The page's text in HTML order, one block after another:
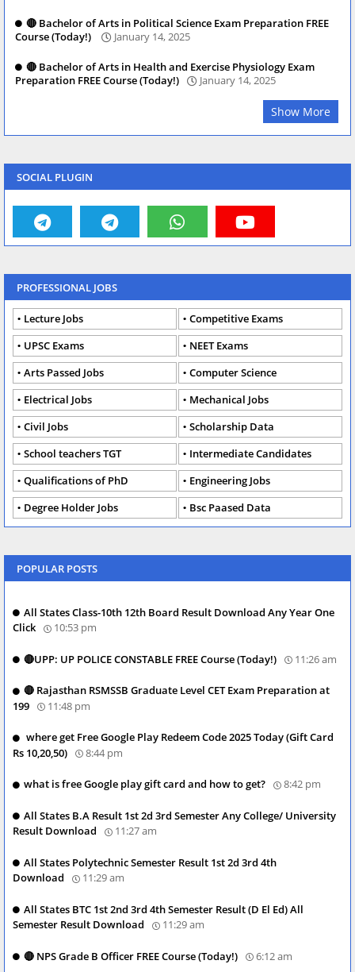
🔴 Bachelor of Arts in Political Science Exam Preparation FREE
Course (Today!)
January 14, 2025
🔴 Bachelor of Arts in Health and Exercise Physiology Exam
Preparation FREE Course (Today!)
January 14, 2025
Show More
SOCIAL PLUGIN
PROFESSIONAL JOBS
Lecture Jobs
Competitive Exams
UPSC Exams
NEET Exams
Arts Passed Jobs
Computer Science
Electrical Jobs
Mechanical Jobs
Civil Jobs
Scholarship Data
School teachers TGT
Intermediate Candidates
Qualifications of PhD
Engineering Jobs
Degree Holder Jobs
Bsc Paased Data
POPULAR POSTS
All States Class-10th 12th Board Result Download Any Year One
Click
10:53 pm
🔴UPP: UP POLICE CONSTABLE FREE Course (Today!) 11:26 am
🔴 Rajasthan RSMSSB Graduate Level CET Exam Preparation at
199
11:48 pm
where get Free Google Play Redeem Code 2025 Today (Gift Card
Rs 10,20,50)
8:44 pm
what is free Google play gift card and how to get? 8:42 pm
All States B.A Result 1st 2d 3rd Semester Any College/ University
Result Download
11:27 am
All States Polytechnic Semester Result 1st 2d 3rd 4th
Download
11:29 am
All States BTC 1st 2nd 3rd 4th Semester Result (D El Ed) All
Semester Result Download
11:29 am
🔴 NPS Grade B Officer FREE Course (Today!) 6:12 am